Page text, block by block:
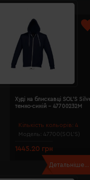
Кількість кольорів: 4
Модель: 47700(SOL’S)
Худі на блискавці SOL'S
темно-синій - 47700232M
1445.20 грн
Детальніше...